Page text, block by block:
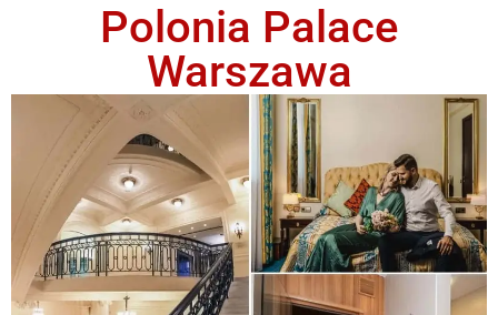
Polonia Palace
Warszawa